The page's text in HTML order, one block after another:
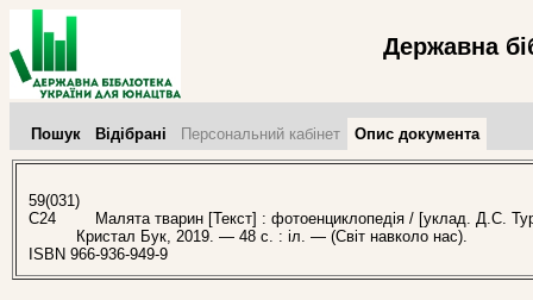
Державна
Пошук Відібрані Персональний кабінет Опис документа
59(031)
С24
Малята тварин [Текст] : фотоенциклопедія / [уклад. Д.С.
Кристал Бук, 2019. — 48 с. : іл. — (Світ навколо нас).
ISBN 966-936-949-9